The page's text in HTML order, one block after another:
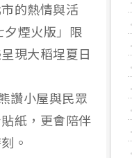
的熱情與活
夕煙火版」限
現大稻埕夏日
讚小屋與民眾
紙，更會陪伴
。